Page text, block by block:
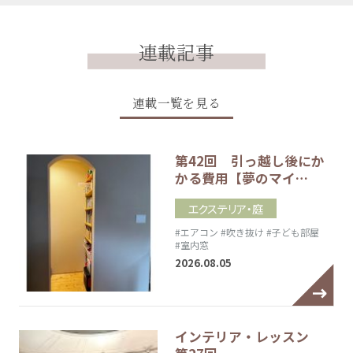
連載記事
連載一覧を見る
第42回 引っ越し後にか
かる費用【夢のマイ…
エクステリア・庭
#エアコン #吹き抜け #子ども部屋
#室内窓
2026.08.05
インテリア・レッスン